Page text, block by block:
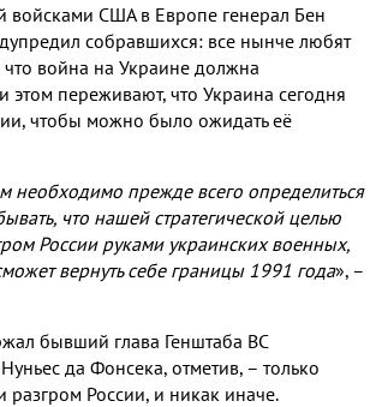
США в Европе генерал Бен
собравшихся: все нынче любят
что война на Украине должна
этом переживают, что Украина сегодня
, чтобы можно было ожидать её
необходимо прежде всего определиться
, что нашей стратегической целью
России руками украинских военных,
вернуть себе границы 1991 года», –
бывший глава Генштаба ВС
да Фонсека, отметив, – только
разгром России, и никак иначе.